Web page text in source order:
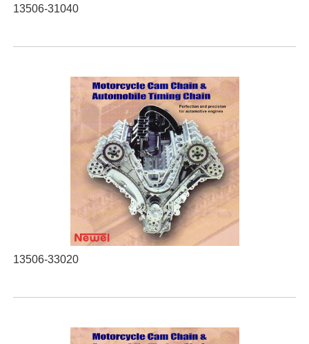
13506-31040
13506-33020